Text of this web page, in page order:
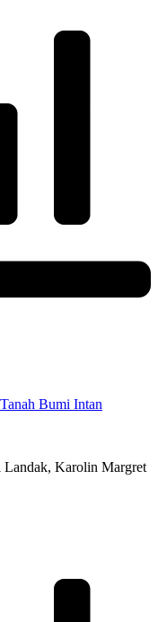
Bumi Intan
Karolin Margret